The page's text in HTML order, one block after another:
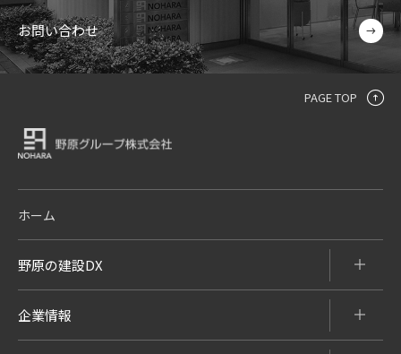
お問い合わせ
PAGE TOP
ホーム
野原の建設DX
企業情報